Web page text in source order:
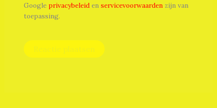
Google privacybeleiden servicevoorwaardenzijn van
toepassing.